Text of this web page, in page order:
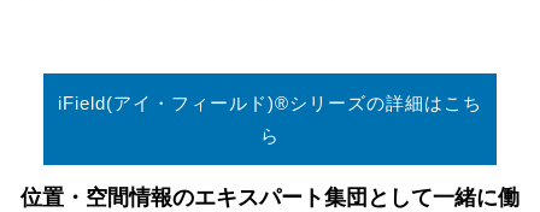
iField(アイ・フィールド)®シリーズの詳細はこち
ら
位置・空間情報のエキスパート集団として一緒に働